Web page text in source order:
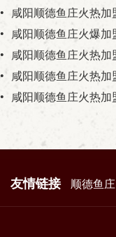
• 咸阳顺德鱼庄火热加
• 咸阳顺德鱼庄火爆加
• 咸阳顺德鱼庄火热加
• 咸阳顺德鱼庄火热加
• 咸阳顺德鱼庄火热加
友情链接 顺德鱼庄